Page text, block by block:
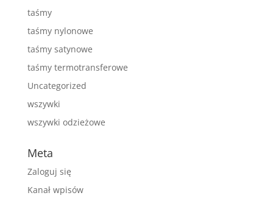
taśmy
taśmy nylonowe
taśmy satynowe
taśmy termotransferowe
Uncategorized
wszywki
wszywki odzieżowe
Meta
Zaloguj się
Kanał wpisów